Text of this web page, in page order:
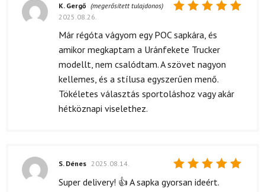
5/ 5
K. Gergő (megerősített tulajdonos)
2025.08.26.
Már régóta vágyom egy POC sapkára, és
amikor megkaptam a Uránfekete Trucker
modellt, nem csalódtam. A szövet nagyon
kellemes, és a stílusa egyszerűen menő.
Tökéletes választás sportoláshoz vagy akár
hétköznapi viselethez.
Értékelés:
S. Dénes 2025.08.14.
Super delivery! 👍 A sapka gyorsan ideért.